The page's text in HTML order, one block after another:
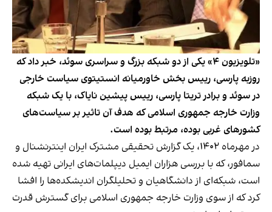
«تلویزیون ۴» یکی از دو شبکه بزرگ و سراسری سوئد، خبر داد که
روزبه پارسی، رییس بخش خاورمیانه انستیتوی سیاست خارجی
در سوئد و برادر تریتا پارسی، رییس پیشین نایاک، با یک شبکه
وزارت خارجه جمهوری اسلامی که هدف آن تاثیر بر سیاست‌های
کشورهای غربی بوده، مرتبط بوده است.
در مهرماه ۱۴۰۲، یک
گزارش تحقیقی مشترک ایران اینترنشنال و
سمافور، که با بررسی هزاران ایمیل‌ دیپلمات‌های ایرانی تهیه شده
است، شبکه‌ای از دانشگاهیان و تحلیلگران اندیشکده‌ها را افشا
کرد که از سوی وزارت خارجه جمهوری اسلامی برای گسترش قدرت